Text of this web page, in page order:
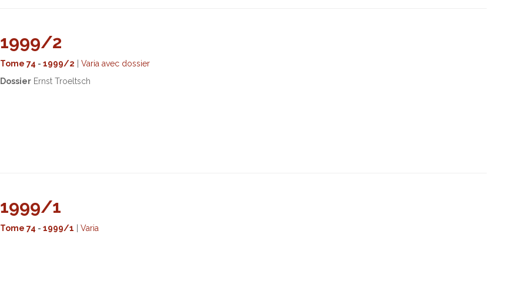
1999/2
Tome 74 - 1999/2
Varia avec dossier
DossierErnst Troeltsch
1999/1
Tome 74 - 1999/1 Varia